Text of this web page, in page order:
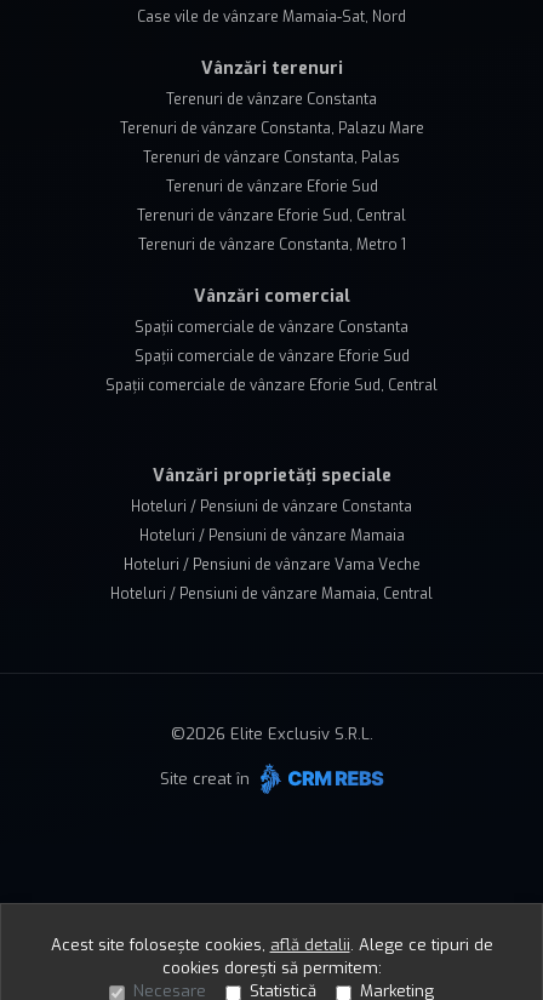
Case vile de vânzare Mamaia-Sat, Nord
Vânzări terenuri
Terenuri de vânzare Constanta
Terenuri de vânzare Constanta, Palazu Mare
Terenuri de vânzare Constanta, Palas
Terenuri de vânzare Eforie Sud
Terenuri de vânzare Eforie Sud, Central
Terenuri de vânzare Constanta, Metro 1
Vânzări comercial
Spații comerciale de vânzare Constanta
Spații comerciale de vânzare Eforie Sud
Spații comerciale de vânzare Eforie Sud, Central
Vânzări proprietăți speciale
Hoteluri / Pensiuni de vânzare Constanta
Hoteluri / Pensiuni de vânzare Mamaia
Hoteluri / Pensiuni de vânzare Vama Veche
Hoteluri / Pensiuni de vânzare Mamaia, Central
©2026 Elite Exclusiv S.R.L.
Site creat în
Acest site folosește cookies, află detalii. Alege ce tipuri de
cookies dorești să permitem:
Necesare
Statistică Marketing